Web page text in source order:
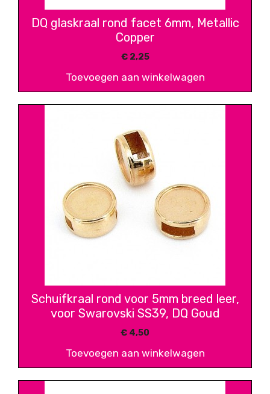
DQ glaskraal rond facet 6mm, Metallic
Copper
€2,25
Toevoegen aan winkelwagen
Schuifkraal rond voor 5mm breed leer,
voor Swarovski SS39, DQ Goud
€ 4,50
Toevoegen aan winkelwagen